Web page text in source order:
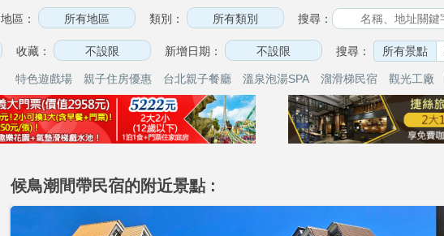
地區： 類別： 搜尋：
收藏： 新增日期： 搜尋： 所有景點
特色遊戲場 親子住房優惠 台北親子餐廳 溫泉泡湯SPA 溜滑梯民宿 觀光工廠
候鳥潮間帶民宿的附近景點 :